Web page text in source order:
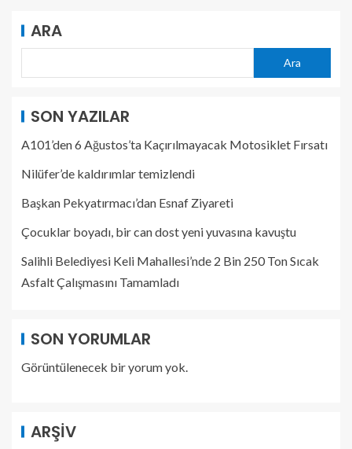
ARA
Ara
SON YAZILAR
A101’den 6 Ağustos’ta Kaçırılmayacak Motosiklet Fırsatı
Nilüfer’de kaldırımlar temizlendi
Başkan Pekyatırmacı’dan Esnaf Ziyareti
Çocuklar boyadı, bir can dost yeni yuvasına kavuştu
Salihli Belediyesi Keli Mahallesi’nde 2 Bin 250 Ton Sıcak
Asfalt Çalışmasını Tamamladı
SON YORUMLAR
Görüntülenecek bir yorum yok.
ARŞIV